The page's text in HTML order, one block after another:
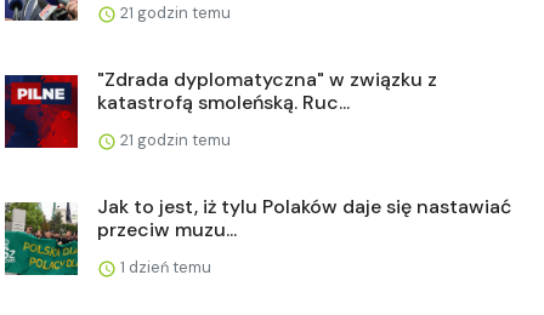
21 godzin temu
"Zdrada dyplomatyczna" w związku z
katastrofą smoleńską. Ruc...
21 godzin temu
Jak to jest, iż tylu Polaków daje się nastawiać
przeciw muzu...
1 dzień temu